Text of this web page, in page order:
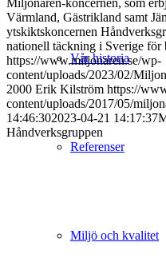
Vår historia
Referenser
Miljö och kvalitet
Värmland, Gästrikland samt
ytskiktskoncernen
nationell täckning i Sverige
https://www.miljonaren.se/wp-
content/uploads/2023/02/
2000 Erik Kilström https://
content/uploads/2017/05/
14:46:302023-04-21 14:17:37
Håndverksgruppen